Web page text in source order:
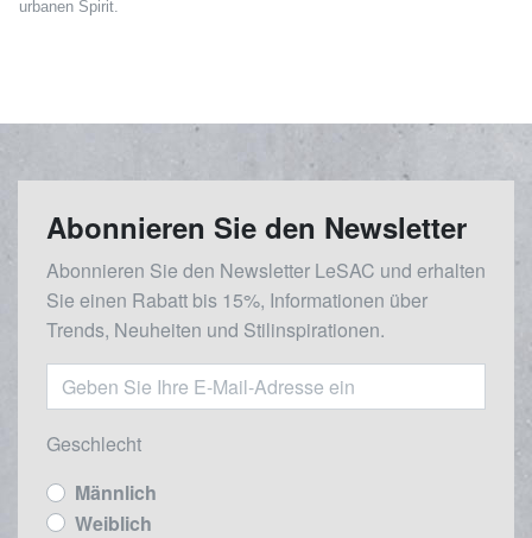
urbanen Spirit.
Abonnieren Sie den Newsletter
Abonnieren Sie den Newsletter LeSAC und erhalten
Sie einen Rabatt bis 15%, Informationen über
Trends, Neuheiten und Stilinspirationen.
Geschlecht
Männlich
Weiblich